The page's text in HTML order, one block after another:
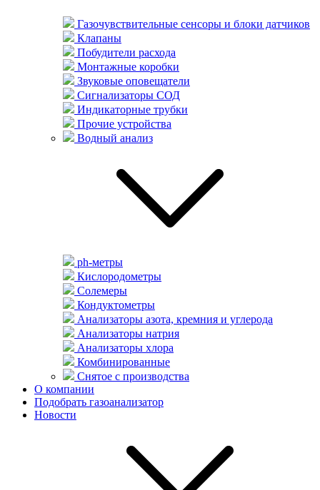
Газочувствительные сенсоры и блоки датчиков
Клапаны
Побудители расхода
Монтажные коробки
Звуковые оповещатели
Сигнализаторы СОД
Индикаторные трубки
Прочие устройства
Водный анализ
ph-метры
Кислородометры
Солемеры
Кондуктометры
Анализаторы азота, кремния и углерода
Анализаторы натрия
Анализаторы хлора
Комбинированные
Снятое с производства
О компании
Подобрать газоанализатор
Новости